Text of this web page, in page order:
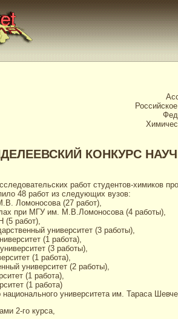
КОНКУРС
работ студентов-химиков
48 работ из следующих вузов:
Ломоносова (27 работ),
при МГУ им. М.В.Ломоносова (4 работы),
(5 работ),
университет (3 работы),
(1 работа),
(3 работы),
(1 работа),
университет (2 работы),
(1 работа),
(1 работа)
университета им. Тараса
2-го курса,